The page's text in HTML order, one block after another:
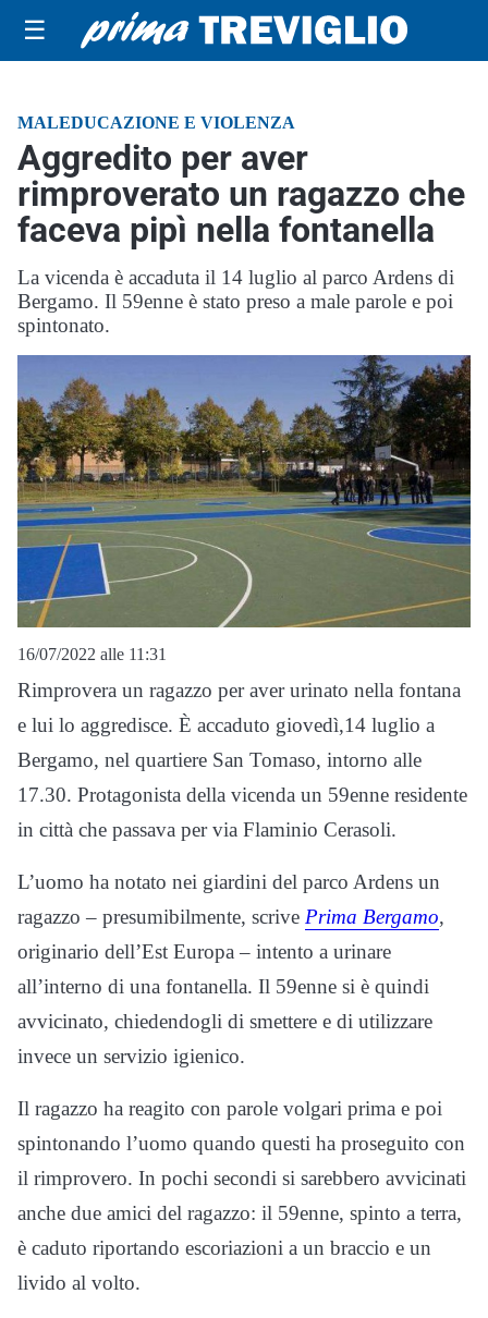
☰
MALEDUCAZIONE E VIOLENZA
Aggredito per aver
rimproverato un ragazzo che
faceva pipì nella fontanella
La vicenda è accaduta il 14 luglio al parco Ardens di
Bergamo. Il 59enne è stato preso a male parole e poi
spintonato.
16/07/2022 alle 11:31
Rimprovera un ragazzo per aver urinato nella fontana
e lui lo aggredisce. È accaduto giovedì,14 luglio a
Bergamo, nel quartiere San Tomaso, intorno alle
17.30. Protagonista della vicenda un 59enne residente
in città che passava per via Flaminio Cerasoli.
L’uomo ha notato nei giardini del parco Ardens un
ragazzo – presumibilmente, scrive Prima Bergamo,
originario dell’Est Europa – intento a urinare
all’interno di una fontanella. Il 59enne si è quindi
avvicinato, chiedendogli di smettere e di utilizzare
invece un servizio igienico.
Il ragazzo ha reagito con parole volgari prima e poi
spintonando l’uomo quando questi ha proseguito con
il rimprovero. In pochi secondi si sarebbero avvicinati
anche due amici del ragazzo: il 59enne, spinto a terra,
è caduto riportando escoriazioni a un braccio e un
livido al volto.